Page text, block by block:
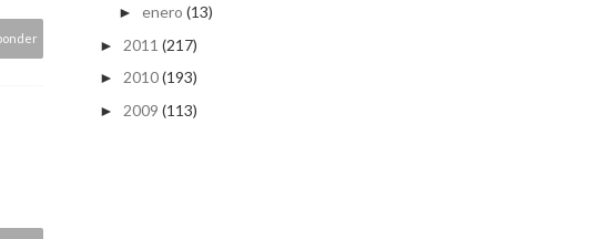
► enero (13)
► 2011 (217)
► 2010(193)
► 2009 (113)